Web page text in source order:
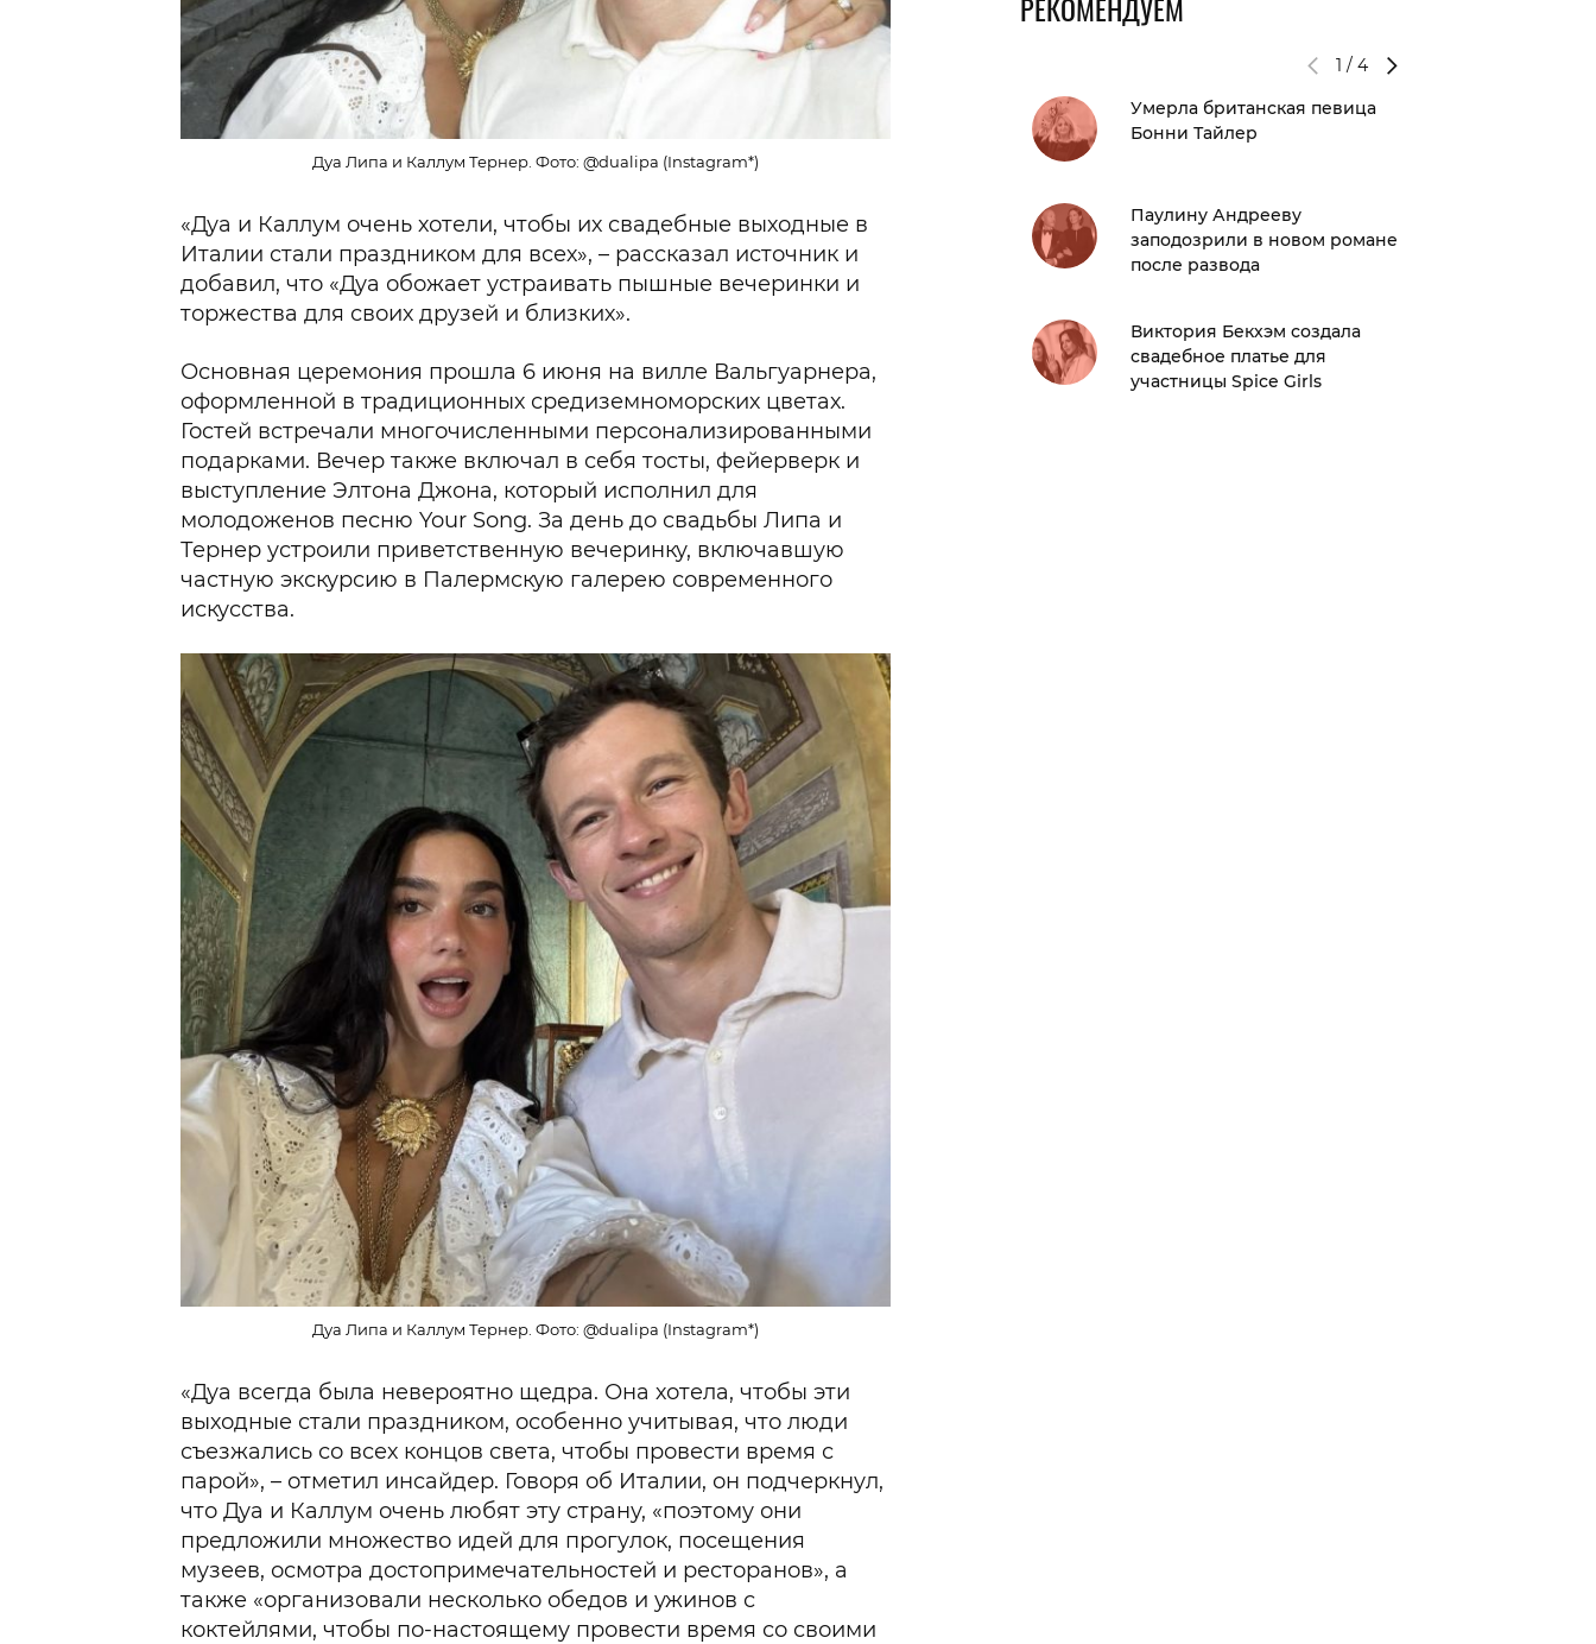
Дуа Липа и Каллум Тернер. Фото: @dualipa (Instagram*)
«Дуа и Каллум очень хотели, чтобы их свадебные выходные в
Италии стали праздником для всех», – рассказал источник и
добавил, что «Дуа обожает устраивать пышные вечеринки и
торжества для своих друзей и близких».
Основная церемония прошла 6 июня на вилле Вальгуарнера,
оформленной в традиционных средиземноморских цветах.
Гостей встречали многочисленными персонализированными
подарками. Вечер также включал в себя тосты, фейерверк и
выступление Элтона Джона, который исполнил для
молодоженов песню Your Song. За день до свадьбы Липа и
Тернер устроили приветственную вечеринку, включавшую
частную экскурсию в Палермскую галерею современного
искусства.
Дуа Липа и Каллум Тернер. Фото: @dualipa (Instagram*)
«Дуа всегда была невероятно щедра. Она хотела, чтобы эти
выходные стали праздником, особенно учитывая, что люди
съезжались со всех концов света, чтобы провести время с
парой», – отметил инсайдер. Говоря об Италии, он подчеркнул,
что Дуа и Каллум очень любят эту страну, «поэтому они
предложили множество идей для прогулок, посещения
музеев, осмотра достопримечательностей и ресторанов», а
также «организовали несколько обедов и ужинов с
коктейлями, чтобы по-настоящему провести время со своими
1 /4
Умерла британская певица
Бонни Тайлер
Паулину Андрееву
заподозрили в новом романе
после развода
Виктория Бекхэм создала
свадебное платье для
участницы Spice Girls